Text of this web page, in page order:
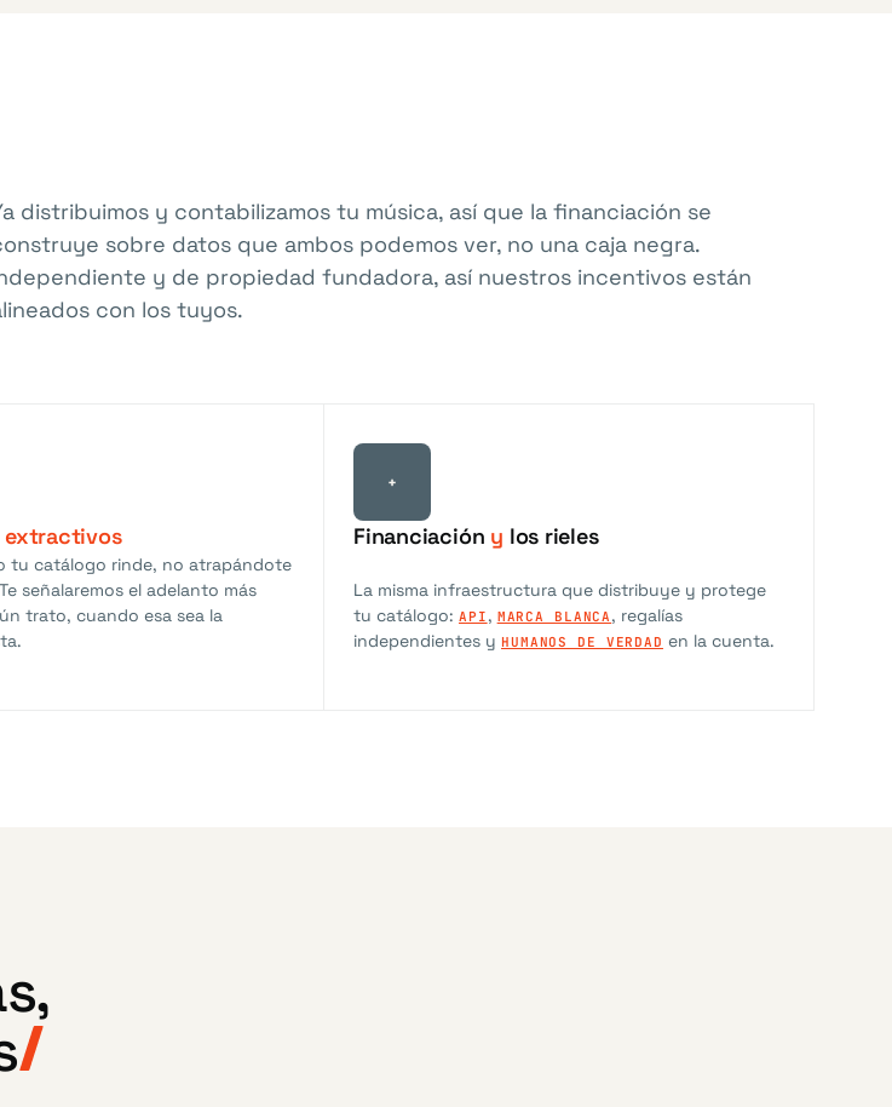
distribuimos y contabilizamos tu música, así que la financiación se
sobre datos que ambos podemos ver, no una caja negra.
y de propiedad fundadora, así nuestros incentivos están
con los tuyos.
extractivos
tu catálogo rinde, no atrapándote
señalaremos el adelanto más
trato, cuando esa sea la
+
Financiación y los rieles
La misma infraestructura que distribuye y protege
tu catálogo: API , MARCA BLANCA , regalías
independientes y HUMANOS DE VERDAD en la cuenta.